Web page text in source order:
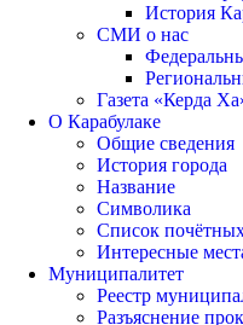
История
СМИ о нас
Газета «Керда
О Карабулаке
Общие сведения
История города
Название
Символика
Список
Интересные
Муниципалитет
Реестр
Разъяснение